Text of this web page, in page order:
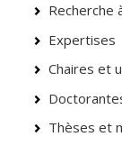
Recherche
Expertises
Chaires et
Thèses et